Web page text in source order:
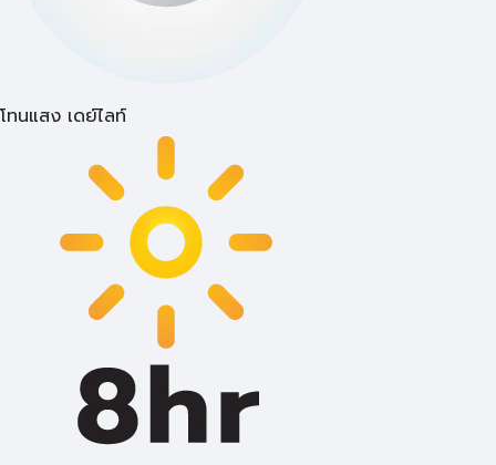
โทนแสง เดย์ไลท์